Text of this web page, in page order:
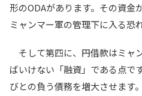
形のODAがあります。その資金
ミャンマー軍の管理下に入る恐
そして第四に、円借款はミャ
ばいけない「融資」である点で
びとの負う債務を増大させます